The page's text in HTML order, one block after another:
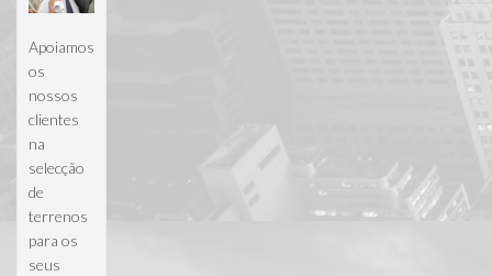
Apoiamos
os
nossos
clientes
na
selecção
de
terrenos
para os
seus